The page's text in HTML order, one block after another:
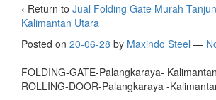
‹ Return to Jual Folding Gate Murah
Kalimantan Utara
Posted on 20-06-28 by Maxindo Steel —
FOLDING-GATE-Palangkaraya-
ROLLING-DOOR-Palangkaraya -